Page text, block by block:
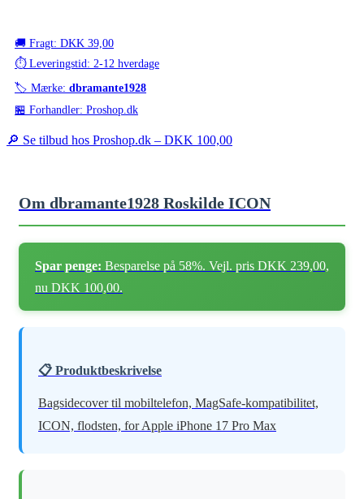
🚚 Fragt: DKK 39,00
⏱️ Leveringstid: 2-12 hverdage
🏷️ Mærke: dbramante1928
🏪 Forhandler: Proshop.dk
🔎 Se tilbud hos Proshop.dk – DKK 100,00
Om dbramante1928 Roskilde ICON
Spar penge: Besparelse på 58%. Vejl. pris DKK 239,00,
nu DKK 100,00.
📋 Produktbeskrivelse
Bagsidecover til mobiltelefon, MagSafe-kompatibilitet,
ICON, flodsten, for Apple iPhone 17 Pro Max